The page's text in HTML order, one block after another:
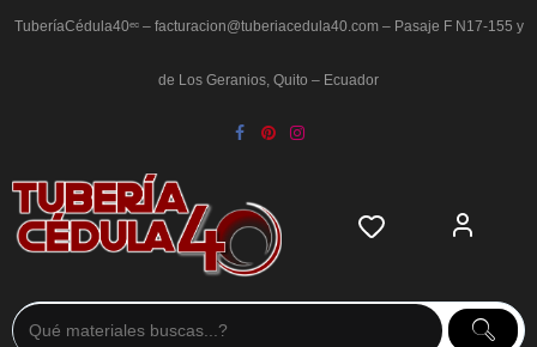
TuberíaCédula40ᵉᶜ – facturacion@tuberiacedula40.com – Pasaje F N17-155 y
de Los Geranios, Quito – Ecuador